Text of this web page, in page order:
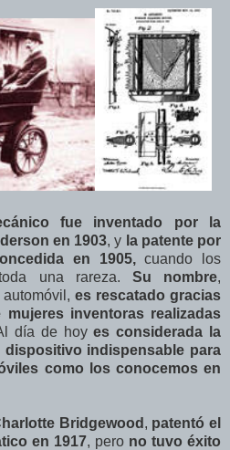
fue inventado por la
en 1903, y la patente por
en 1905,cuando los
una rareza. Su nombre,
automóvil,es rescatado gracias
inventoras realizadas
día de hoyes considerada la
indispensable para
como los conocemos en
Bridgewood , patentó el
en 1917, pero no tuvo éxito